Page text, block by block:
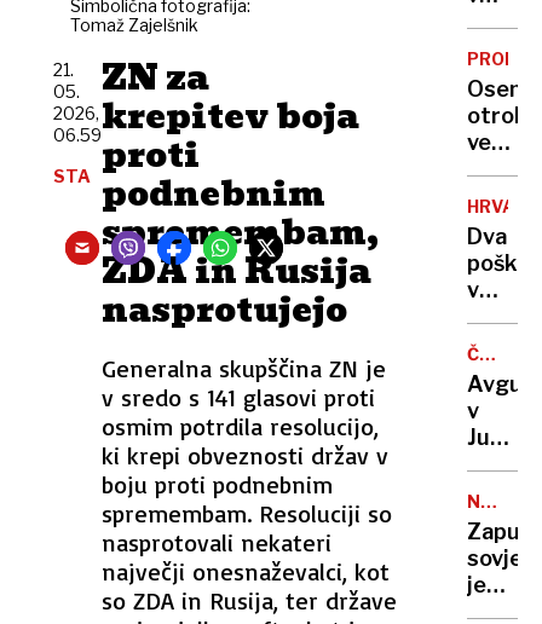
Simbolična fotografija:
Tomaž Zajelšnik
ZN za
krepitev boja
proti
podnebnim
spremembam,
ZDA in Rusija
nasprotujejo
Generalna skupščina ZN je
v sredo s 141 glasovi proti
osmim potrdila resolucijo,
ki krepi obveznosti držav v
boju proti podnebnim
spremembam. Resoluciji so
nasprotovali nekateri
največji onesnaževalci, kot
so ZDA in Rusija, ter države
21.
05.
2026,
06.59
STA
travi
že
osem
dni,
okoli
njega
kroži
teliček
Osem
otrok,
več
kot
8000
na
mesec,
a
mama
so
Dva
v
z
morja
več
ljudi
na
supih
in
kajakih
ČRNO-
BELO
v
tako
so
nekoč
brez
jedrski